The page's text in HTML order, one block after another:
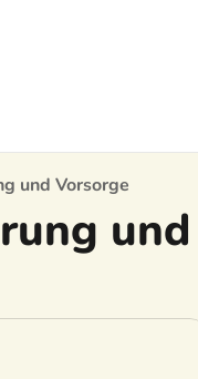
und Vorsorge